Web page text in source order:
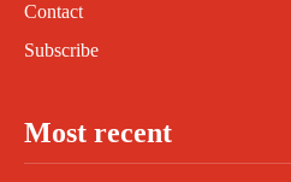
Contact
Subscribe
Most recent